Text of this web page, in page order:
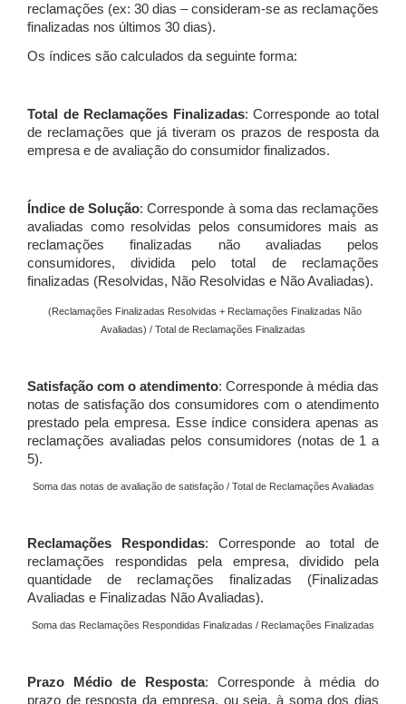
reclamações (ex: 30 dias – consideram-se as reclamações
finalizadas nos últimos 30 dias).
Os índices são calculados da seguinte forma:
Total de Reclamações Finalizadas: Corresponde ao total
de reclamações que já tiveram os prazos de resposta da
empresa e de avaliação do consumidor finalizados.
Índice de Solução: Corresponde à soma das reclamações
avaliadas como resolvidas pelos consumidores mais as
reclamações finalizadas não avaliadas pelos
consumidores, dividida pelo total de reclamações
finalizadas (Resolvidas, Não Resolvidas e Não Avaliadas).
(Reclamações Finalizadas Resolvidas + Reclamações Finalizadas Não
Avaliadas) / Total de Reclamações Finalizadas
Satisfação com o atendimento: Corresponde à média das
notas de satisfação dos consumidores com o atendimento
prestado pela empresa. Esse índice considera apenas as
reclamações avaliadas pelos consumidores (notas de 1 a
5).
Soma das notas de avaliação de satisfação / Total de Reclamações Avaliadas
Reclamações Respondidas: Corresponde ao total de
reclamações respondidas pela empresa, dividido pela
quantidade de reclamações finalizadas (Finalizadas
Avaliadas e Finalizadas Não Avaliadas).
Soma das Reclamações Respondidas Finalizadas / Reclamações Finalizadas
Prazo Médio de Resposta: Corresponde à média do
prazo de resposta da empresa, ou seja, à soma dos dias